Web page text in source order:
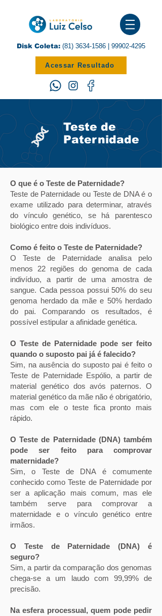
Disk Coleta: (81) 3634-1586 99902-4295
Acessar Resultado
Teste de
Paternidade
O que é o Teste de Paternidade?
Teste de Paternidade ou Teste de DNA é o
exame utilizado para determinar, através
do vínculo genético, se há parentesco
biológico entre dois indivíduos.
Como é feito o Teste de Paternidade?
O Teste de Paternidade analisa pelo
menos 22 regiões do genoma de cada
indivíduo, a partir de uma amostra de
sangue. Cada pessoa possui 50% do seu
genoma herdado da mãe e 50% herdado
do pai. Comparando os resultados, é
possível estipular a afinidade genética.
O Teste de Paternidade pode ser feito
quando o suposto pai já é falecido?
Sim, na ausência do suposto pai é feito o
Teste de Paternidade Espólio, a partir de
material genético dos avós paternos. O
material genético da mãe não é obrigatório,
mas com ele o teste fica pronto mais
rápido.
O Teste de Paternidade (DNA) também
pode ser feito para comprovar
maternidade?
Sim, o Teste de DNA é comumente
conhecido como Teste de Paternidade por
ser a aplicação mais comum, mas ele
também serve para comprovar a
maternidade e o vínculo genético entre
irmãos.
O Teste de Paternidade (DNA) é
seguro?
Sim, a partir da comparação dos genomas
chega-se a um laudo com 99,99% de
precisão.
Na esfera processual, quem pode pedir